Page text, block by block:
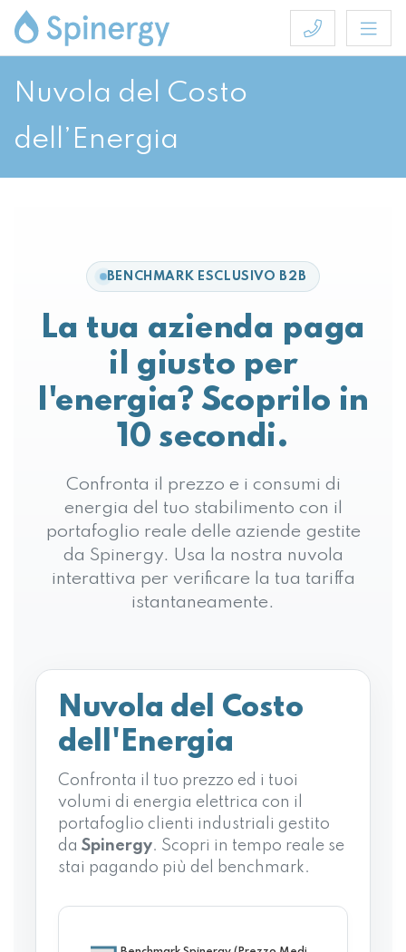
Nuvola del Costo
dell’Energia
BENCHMARK ESCLUSIVO B2B
La tua azienda paga
il giusto per
l'energia? Scoprilo in
10 secondi.
Confronta il prezzo e i consumi di
energia del tuo stabilimento con il
portafoglio reale delle aziende gestite
da Spinergy. Usa la nostra nuvola
interattiva per verificare la tua tariffa
istantaneamente.
Nuvola del Costo
dell'Energia
Confronta il tuo prezzo ed i tuoi
volumi di energia elettrica con il
portafoglio clienti industriali gestito
da Spinergy. Scopri in tempo reale se
stai pagando più del benchmark.